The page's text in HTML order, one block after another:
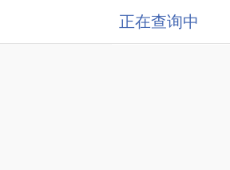
正在查询中